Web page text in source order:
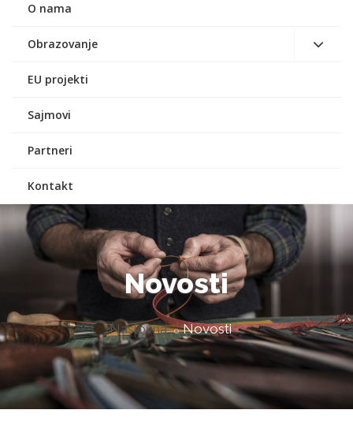
O nama
Obrazovanje
EU projekti
Sajmovi
Partneri
Kontakt
Novosti
Naslovna Novosti